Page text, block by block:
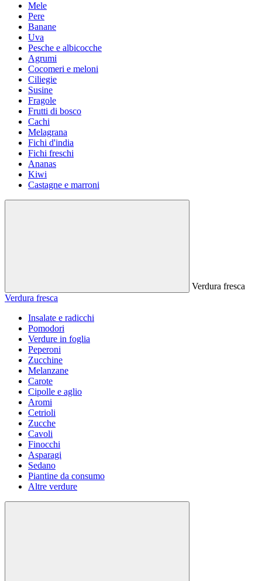
Mele
Pere
Banane
Uva
Pesche e albicocche
Agrumi
Cocomeri e meloni
Ciliegie
Susine
Fragole
Frutti di bosco
Cachi
Melagrana
Fichi d'india
Fichi freschi
Ananas
Kiwi
Castagne e marroni
Verdura fresca
Verdura fresca
Insalate e radicchi
Pomodori
Verdure in foglia
Peperoni
Zucchine
Melanzane
Carote
Cipolle e aglio
Aromi
Cetrioli
Zucche
Cavoli
Finocchi
Asparagi
Sedano
Piantine da consumo
Altre verdure